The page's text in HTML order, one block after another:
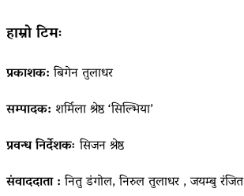
हाम्रो टिमः
प्रकाशक:बिगेन तुलाधर
सम्पादक: शर्मिला श्रेष्ठ ‘सिल्भिया’
प्रवन्ध निर्देशकःसिजन श्रेष्ठ
संवाददाता :नितु डंगोल, निरुल तुलाधर , जयम्बु रंजित